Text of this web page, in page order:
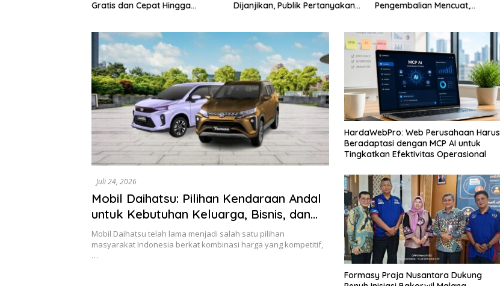
Gratis dan Cepat Hingga
Dijanjikan, Publik Pertanyakan
Pengembalian Mencuat,
Juli 24, 2026
Mobil Daihatsu: Pilihan Kendaraan Andal
untuk Kebutuhan Keluarga, Bisnis, dan
Mobilitas Harian
Mobil Daihatsu telah lama menjadi salah satu pilihan
masyarakat Indonesia berkat kombinasi harga yang kompetitif,
…
HardaWebPro: Web Perusahaan Harus
Beradaptasi dengan MCP AI untuk
Tingkatkan Efektivitas Operasional
Formasy Praja Nusantara Dukung